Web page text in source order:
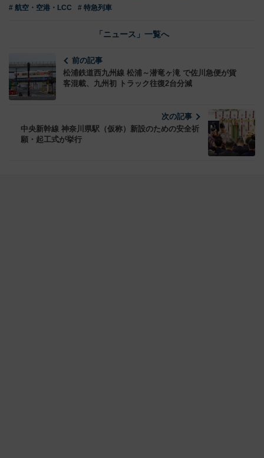
# 航空・空港・LCC
# 特急列車
「ニュース」一覧へ
前の記事
松浦鉄道西九州線 松浦～潜竜ヶ滝 で佐川急便が貨
客混載、九州初 トラック往復2台分減
次の記事
中央新幹線 神奈川県駅（仮称）新設のための安全祈
願・起工式が挙行